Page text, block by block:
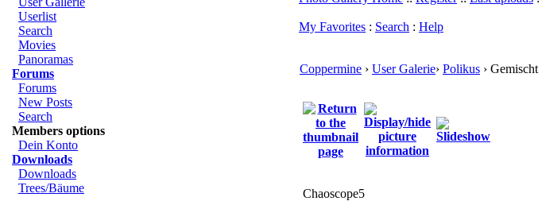
Userlist
Search
Movies
Panoramas
Forums
Forums
New Posts
Search
Members options
Dein Konto
Downloads
Downloads
Trees/Bäume
My Favorites : Search : Help
Coppermine › User Galerie› Polikus › Gemischt
Chaoscope5